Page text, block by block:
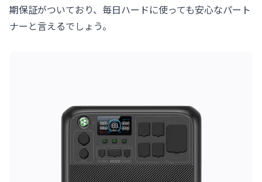
期保証がついており、毎日ハードに使っても安心なパート
ナーと言えるでしょう。